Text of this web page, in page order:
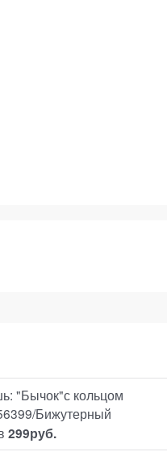
"Бычок"с кольцом
Бижутерный
299руб.